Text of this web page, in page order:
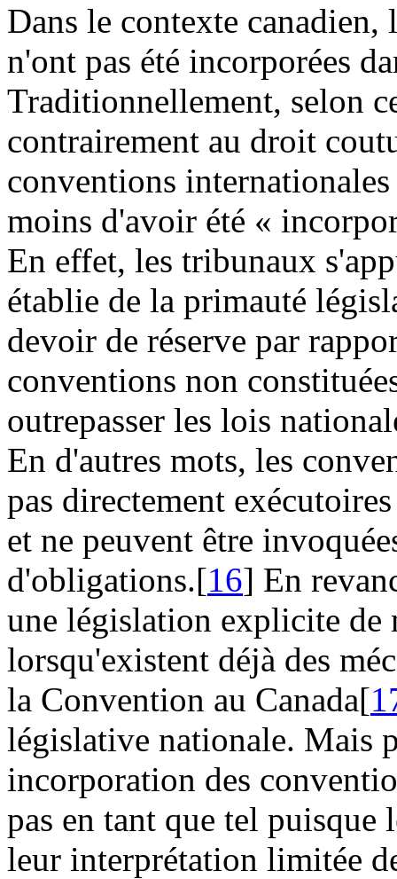
Dans le contexte
n'ont pas été incorporées
Traditionnellement, selon
contrairement au droit
conventions
moins d'avoir été «
En effet, les tribunaux
établie de la primauté
devoir de réserve par
conventions non
outrepasser les lois
En d'autres mots, les
pas directement
et ne peuvent être
d'obligations.[16] En
une législation explicite de
lorsqu'existent déjà des
la Convention au Canada[
législative nationale. Mais
incorporation des
pas en tant que tel
leur interprétation limitée